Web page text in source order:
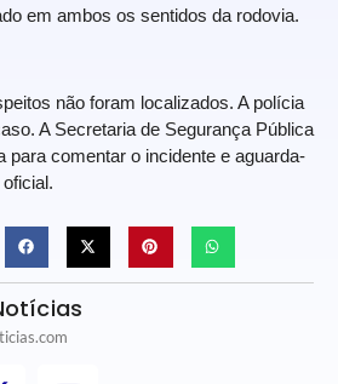
em ambos os sentidos da rodovia.
não foram localizados. A polícia
A Secretaria de Segurança Pública
para comentar o incidente e aguarda-